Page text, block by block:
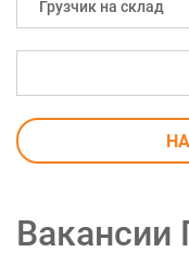
Грузчик на склад
Вакансии